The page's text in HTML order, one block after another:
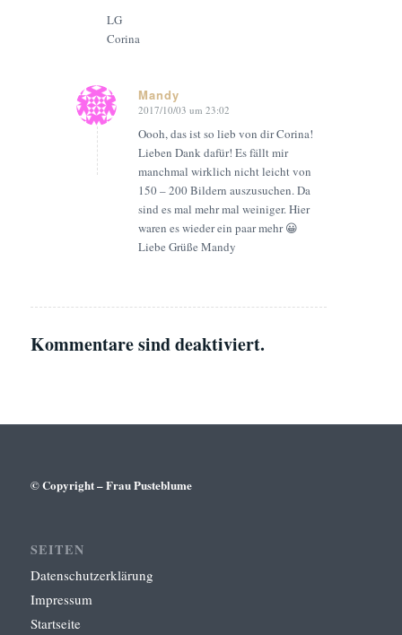
LG
Corina
Mandy
says:
2017/10/03 um 23:02
Oooh, das ist so lieb von dir Corina!
Lieben Dank dafür! Es fällt mir
manchmal wirklich nicht leicht von
150 – 200 Bildern auszusuchen. Da
sind es mal mehr mal weiniger. Hier
waren es wieder ein paar mehr 😀
Liebe Grüße Mandy
Kommentare sind deaktiviert.
© Copyright – Frau Pusteblume
SEITEN
Datenschutzerklärung
Impressum
Startseite